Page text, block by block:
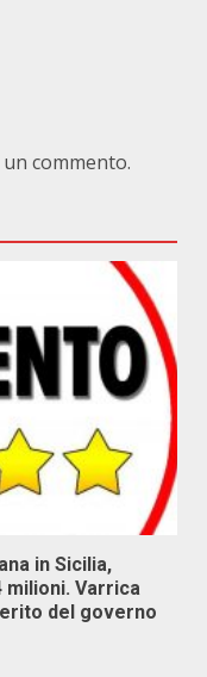
commento.
in Sicilia,
milioni. Varrica
del governo